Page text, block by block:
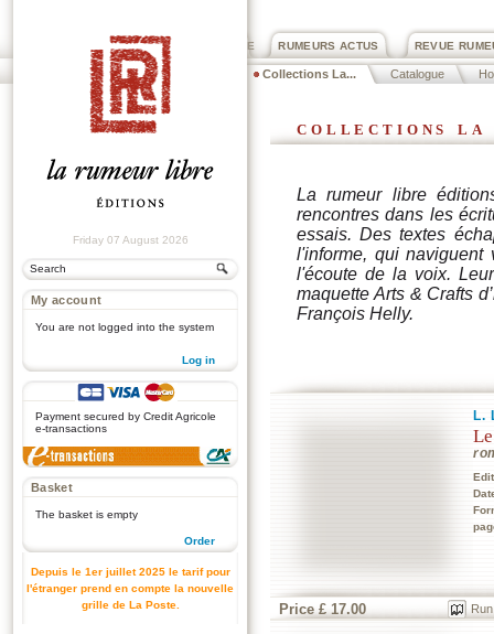
REVUE
RUMEURS ACTUS
PRIX ROGER DEXTRE
Collections La... Catalogue
Friday 07 August 2026
My account
You are not logged into the system
Log in
Payment secured by Credit Agricole
e-transactions
Basket
The basket is empty
Order
Depuis le 1er juillet 2025 le tarif pour
l'étranger prend en compte la nouvelle
grille de La Poste.
collections la
La rumeur libre
rencontres dans les
essais. Des textes
l'informe, qui naviguent
l'écoute de la voix.
maquette Arts & Crafts
François Helly.
L.
Price £ 17.00